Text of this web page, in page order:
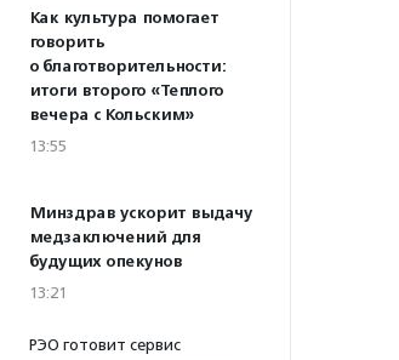
Как культура помогает
говорить
о благотворительности:
итоги второго «Теплого
вечера с Кольским»
13:55
Минздрав ускорит выдачу
медзаключений для
будущих опекунов
13:21
РЭО готовит сервис